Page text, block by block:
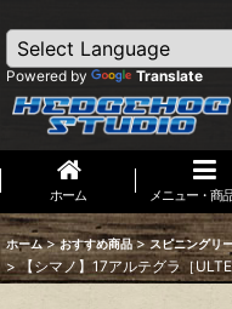
Powered by Translate
ホーム メニュー・商
ホーム > おすすめ商品 > スピニングリ
> 【シマノ】17アルテグラ［